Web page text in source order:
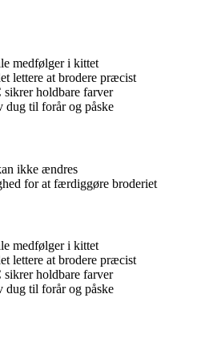
medfølger i kittet
lettere at brodere præcist
holdbare farver
dug til forår og påske
ikke ændres
for at færdiggøre broderiet
medfølger i kittet
lettere at brodere præcist
holdbare farver
dug til forår og påske